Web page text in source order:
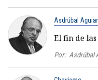
Asdrúbal Aguiar
El fin de
Por: Asdrúbal